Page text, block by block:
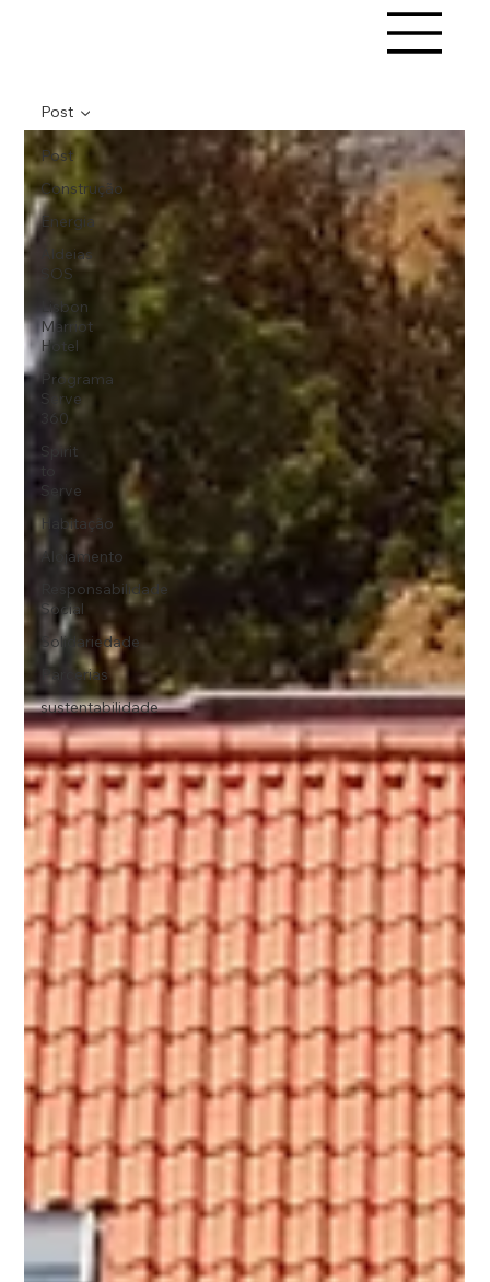
Post
Construção
Energia
Aldeias
SOS
Lisbon
Marriot
Hotel
Programa
Serve
360
Spirit
to
Serve
Habitação
Alojamento
Responsabilidade
Social
Solidariedade
Parcerias
sustentabilidade
Post